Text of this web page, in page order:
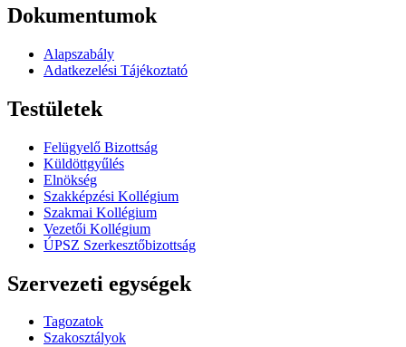
Dokumentumok
Alapszabály
Adatkezelési Tájékoztató
Testületek
Felügyelő Bizottság
Küldöttgyűlés
Elnökség
Szakképzési Kollégium
Szakmai Kollégium
Vezetői Kollégium
ÚPSZ Szerkesztőbizottság
Szervezeti egységek
Tagozatok
Szakosztályok